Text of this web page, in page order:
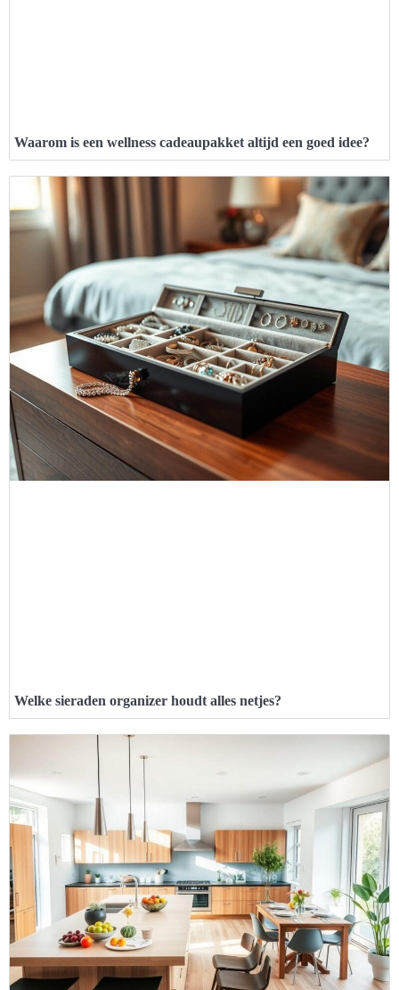
Waarom is een wellness cadeaupakket altijd een goed idee?
Welke sieraden organizer houdt alles netjes?